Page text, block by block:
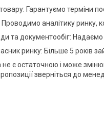
Гарантуємо терміни
аналітику ринку,
та документообіг:
ринку: Більше 5 років
не є остаточною і може
зверніться до